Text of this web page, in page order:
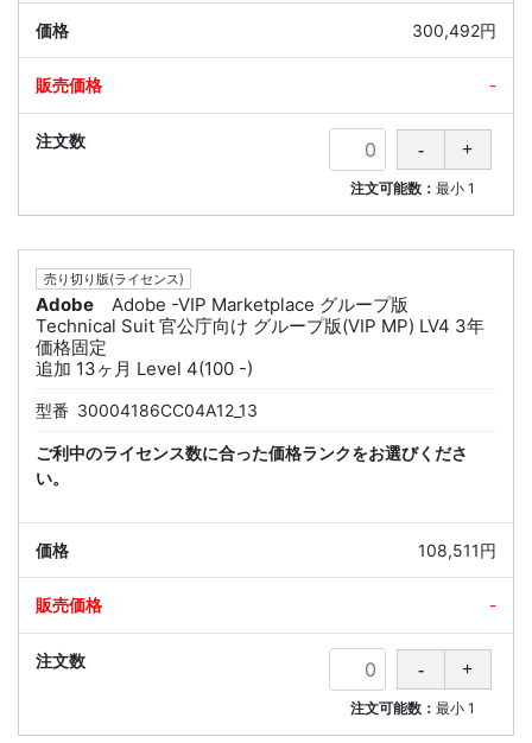
300,492円
-
注文可能数：最小 1
売り切り版(ライセンス)
Adobe
Adobe -VIP Marketplace グループ版
Technical Suit 官公庁向け グループ版(VIP MP) LV4 3年
価格固定
追加 13ヶ月 Level 4(100 -)
型番 30004186CC04A12_13
ご利中のライセンス数に合った価格ランクをお選びくださ
い。
108,511円
-
注文可能数：最小 1